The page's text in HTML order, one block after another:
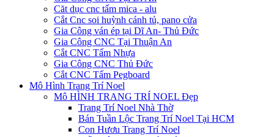
Căt dục cnc tấm mica - alu
Cắt Cnc soi huỳnh cánh tủ, pano cửa
Gia Công ván ép tại Dĩ An- Thủ Đức
Gia Công CNC Tại Thuận An
Cắt CNC Tấm Nhựa
Gia Công CNC Thủ Đức
Cắt CNC Tấm Pegboard
Mô Hình Trang Trí Noel
Mô HÌNH TRANG TRÍ NOEL Đẹp
Trang Trí Noel Nhà Thờ
Bán Tuần Lộc Trang Trí Noel Tại HCM
Con Hươu Trang Trí Noel